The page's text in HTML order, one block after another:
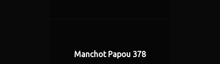
Manchot Papou 378